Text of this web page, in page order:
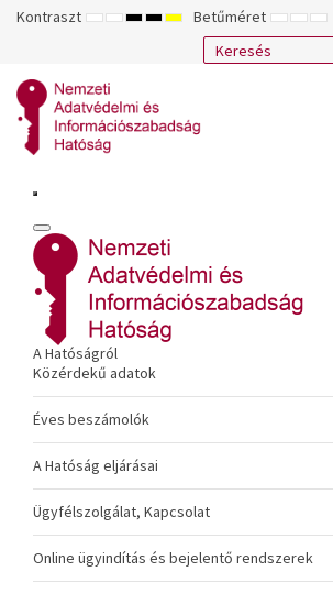
Kontraszt ALAPÉRTELMEZETT
ÉJSZAKAI
NAGY
KONTRASZTÚ
NAGY
KONTRASZTÚ
NAGY
KONTRASZTÚ
SÁRGA
FEKETE
Betűméret KISEBB
A Hatóságról
Közérdekű adatok
Éves beszámolók
A Hatóság eljárásai
Ügyfélszolgálat, Kapcsolat
Online ügyindítás és bejelentő rendszerek